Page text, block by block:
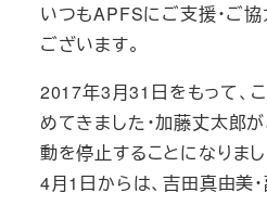
いつもAPFSにご支援・ご協
ございます。
2017年3月31日をもって、
めてきました・加藤丈太郎
動を停止することになりまし
4月1日からは、吉田真由美